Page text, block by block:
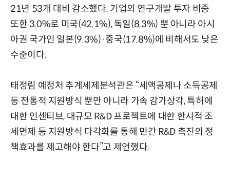
21년 53개 대비 감소했다. 기업의 연구개발 투자 비중
또한 3.0%로 미국(42.1%), 독일(8.3%) 뿐 아니라 아시
아권 국가인 일본(9.3%)·중국(17.8%)에 비해서도 낮은
수준이다.
태정림 예정처 추계세제분석관은 “세액공제나 소득공제
등 전통적 지원방식 뿐만 아니라 가속 감가상각, 특허에
대한 인센티브, 대규모 R&D 프로젝트에 대한 한시적 조
세면제 등 지원방식 다각화를 통해 민간 R&D 촉진의 정
책효과를 제고해야 한다”고 제언했다.